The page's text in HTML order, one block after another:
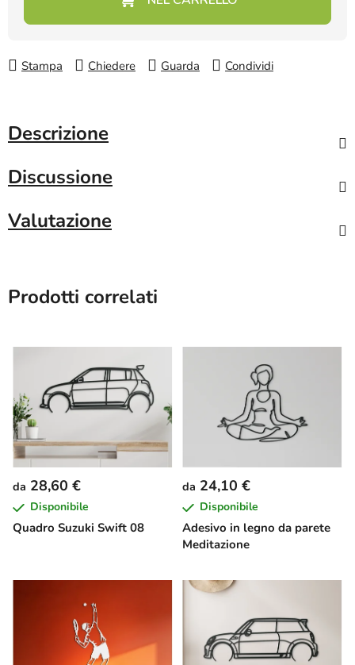
Stampa Chiedere Guarda Condividi
Descrizione
Discussione
Valutazione
Prodotti correlati
Quadro Suzuki Swift 08
da 28,60 €
Disponibile
Adesivo in legno da parete
Meditazione
da 24,10 €
Disponibile